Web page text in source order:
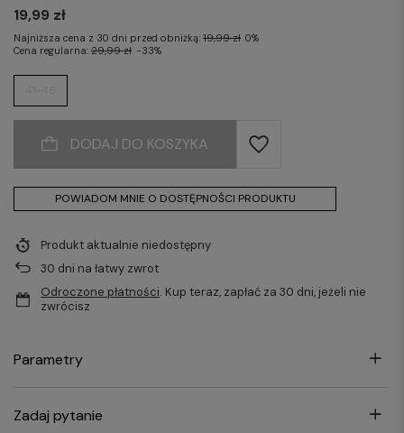
19,99 zł
Najniższa cena z 30 dni przed obniżką: 19,99 zł 0%
Cena regularna: 29,99 zł -33%
DODAJ DO KOSZYKA
POWIADOM MNIE O DOSTĘPNOŚCI PRODUKTU
Produkt aktualnie niedostępny
30 dni na łatwy zwrot
Odroczone płatności. Kup teraz, zapłać za 30 dni, jeżeli nie
zwrócisz
Parametry
Zadaj pytanie